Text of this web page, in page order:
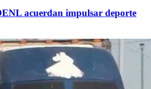
acuerdan impulsar deporte